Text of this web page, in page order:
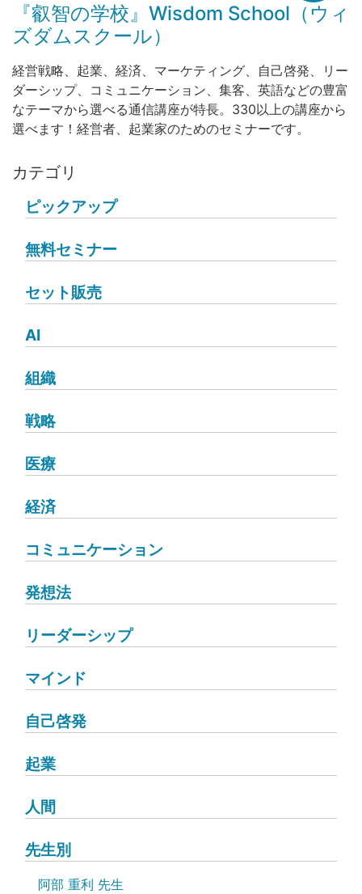
『叡智の学校』Wisdom School（ウィ
ズダムスクール）
経営戦略、起業、経済、マーケティング、自己啓発、リー
ダーシップ、コミュニケーション、集客、英語などの豊富
なテーマから選べる通信講座が特長。330以上の講座から
選べます！経営者、起業家のためのセミナーです。
カテゴリ
ピックアップ
無料セミナー
セット販売
AI
組織
戦略
医療
経済
コミュニケーション
発想法
リーダーシップ
マインド
自己啓発
起業
人間
先生別
阿部 重利 先生